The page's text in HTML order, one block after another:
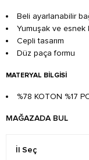
Beli ayarlanabilir
Yumuşak ve esnek
Cepli tasarım
Düz paça formu
MATERYAL BILGISI
%78 KOTON %17
MAĞAZADA BUL